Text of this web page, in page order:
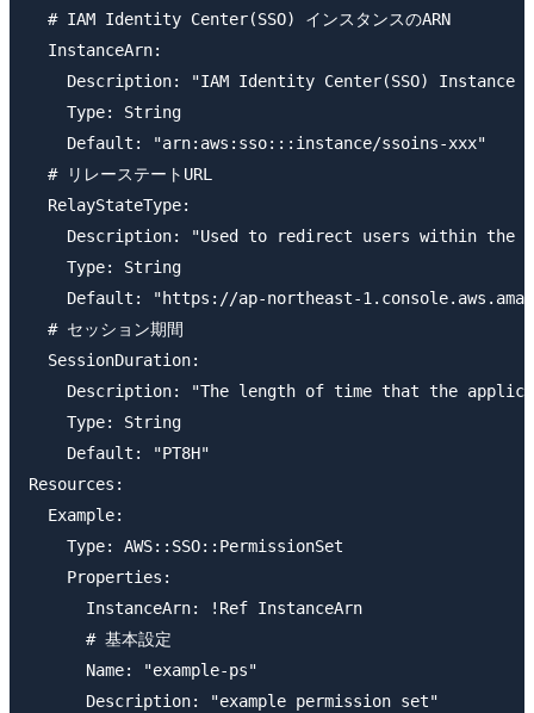
  # IAM Identity Center(SSO) インスタンスのARN
  InstanceArn:
Description: "IAM Identity Center(SSO) Instance
    Type: String
    Default: "arn:aws:sso:::instance/ssoins-xxx"
  # リレーステートURL
  RelayStateType:
Description: "Used to redirect users within the
    Type: String
Default: "https://ap-northeast-
  # セッション期間
  SessionDuration:
Description: "The length of time that the
    Type: String
    Default: "PT8H"
Resources:
  Example:
    Type: AWS::SSO::PermissionSet
    Properties:
      InstanceArn: !Ref InstanceArn
      # 基本設定
      Name: "example-ps"
      Description: "example permission set"